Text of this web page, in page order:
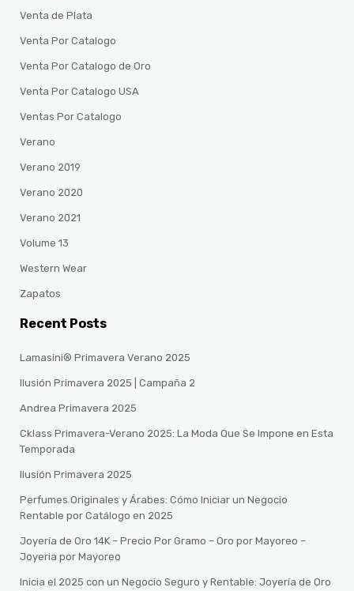
Venta de Plata
Venta Por Catalogo
Venta Por Catalogo de Oro
Venta Por Catalogo USA
Ventas Por Catalogo
Verano
Verano 2019
Verano 2020
Verano 2021
Volume 13
Western Wear
Zapatos
Recent Posts
Lamasini® Primavera Verano 2025
Ilusión Primavera 2025 | Campaña 2
Andrea Primavera 2025
Cklass Primavera-Verano 2025: La Moda Que Se Impone en Esta
Temporada
Ilusión Primavera 2025
Perfumes Originales y Árabes: Cómo Iniciar un Negocio
Rentable por Catálogo en 2025
Joyería de Oro 14K – Precio Por Gramo – Oro por Mayoreo –
Joyeria por Mayoreo
Inicia el 2025 con un Negocio Seguro y Rentable: Joyería de Oro